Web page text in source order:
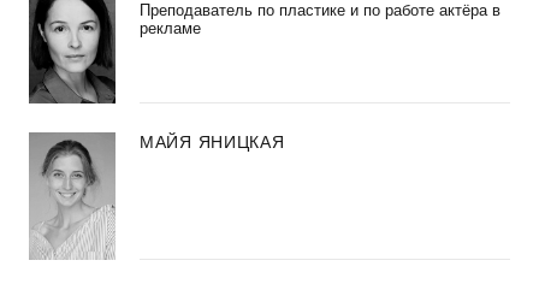
Преподаватель по пластике и по работе актёра в
рекламе
МАЙЯ ЯНИЦКАЯ